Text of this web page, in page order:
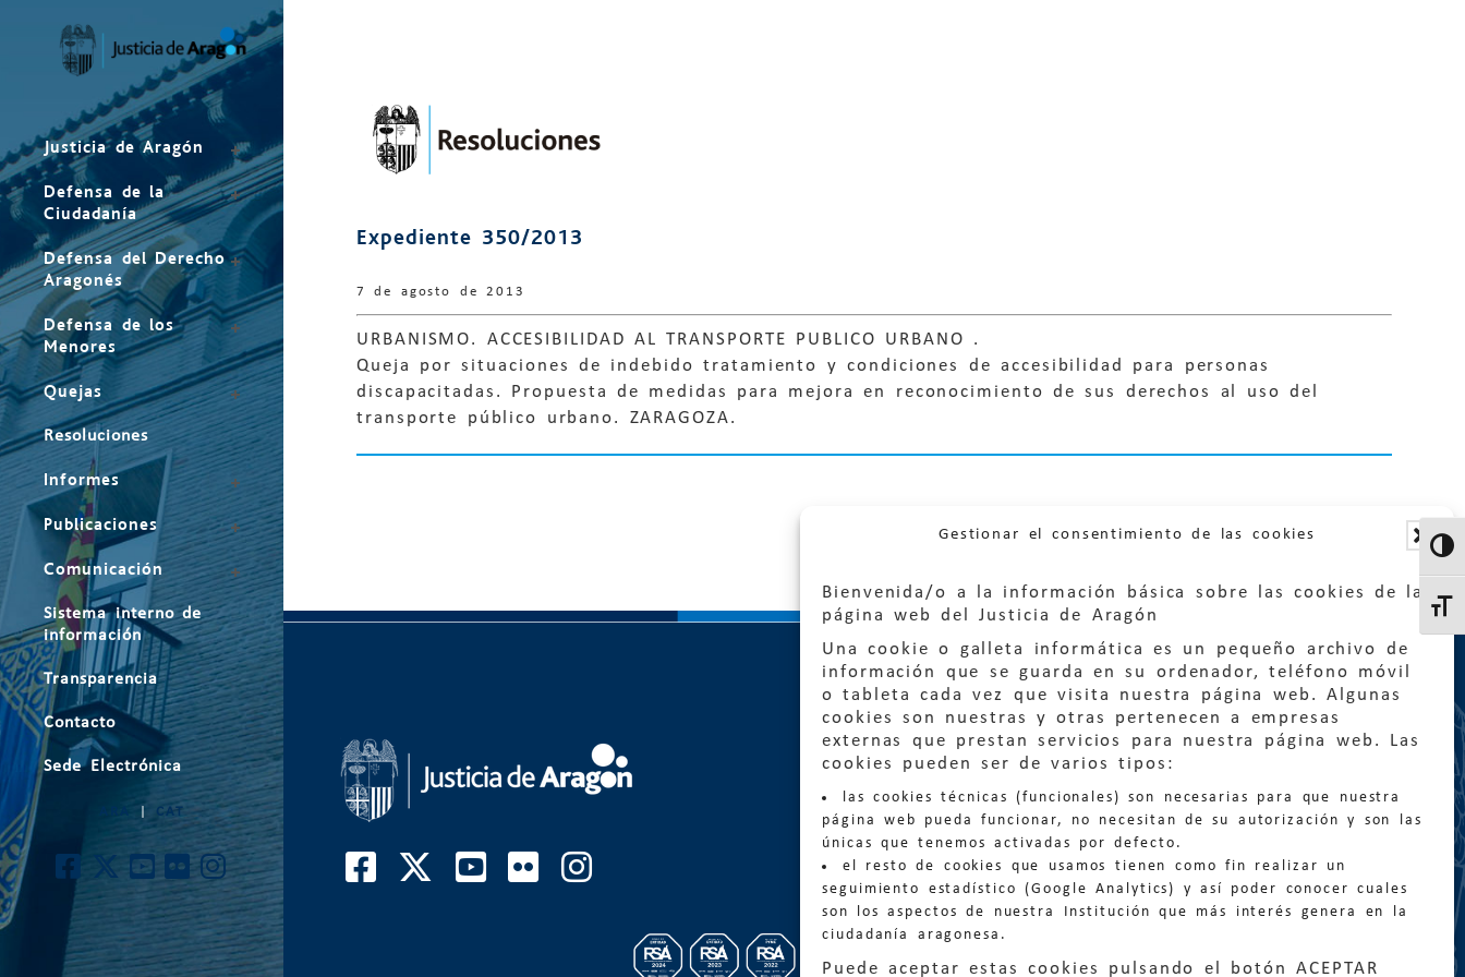
Gestionar el consentimiento de las cookies
Bienvenida/o a la información básica sobre las cookies de la
página web del Justicia de Aragón
Una cookie o galleta informática es un pequeño archivo de
información que se guarda en su ordenador, teléfono móvil
o tableta cada vez que visita nuestra página web. Algunas
cookies son nuestras y otras pertenecen a empresas
externas que prestan servicios para nuestra página web. Las
cookies pueden ser de varios tipos:
las cookies técnicas (funcionales) son necesarias para que nuestra
página web pueda funcionar, no necesitan de su autorización y son las
únicas que tenemos activadas por defecto.
el resto de cookies que usamos tienen como fin realizar un
seguimiento estadístico (Google Analytics) y así poder conocer cuales
son los aspectos de nuestra Institución que más interés genera en la
ciudadanía aragonesa.
Puede aceptar estas cookies pulsando el botón ACEPTAR
Justicia de Aragón
Defensa de la
Ciudadanía
Defensa del Derecho
Aragonés
Defensa de los
Menores
Quejas
Resoluciones
Informes
Publicaciones
Comunicación
Sistema interno de
información
Transparencia
Contacto
Sede Electrónica
CAT
Expediente 350/2013
7 de agosto de 2013
URBANISMO. ACCESIBILIDAD AL TRANSPORTE PUBLICO URBANO .
Queja por situaciones de indebido tratamiento y condiciones de accesibilidad para personas
discapacitadas. Propuesta de medidas para mejora en reconocimiento de sus derechos al uso del
transporte público urbano. ZARAGOZA.
Quejas:quejas@eljusticiadearagon.es
Información general:
informacion@eljusticiadearagon.es
Teléfonos: 900 210 210/ 976 399 354